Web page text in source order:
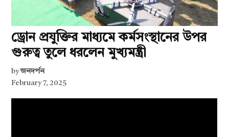
ড্রোন প্রযুক্তির মাধ্যমে কর্মসংস্থানের উপর
গুরুত্ব তুলে ধরলেন মুখ্যমন্ত্রী
by জনদর্পন
February 7, 2025